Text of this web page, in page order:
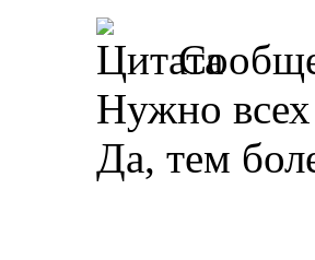
Нужно всех
Да, тем